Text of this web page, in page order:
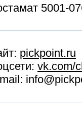
5001-
pickpoint.ru
vk.com/